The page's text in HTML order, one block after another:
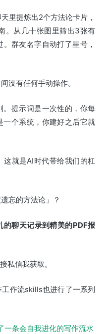
里提炼出2个方法论卡片，
。从几十张图里筛出3张有
群友名字自动打了星号，
没有任何手动操作。
提示词是一次性的，你每
个系统，你建好之后它就
这就是AI时代带给我们的杠
忘的方法论」？
聊天记录到精美的PDF报
私信我获取。
作流skills也进行了一系列
一条会自我进化的写作流水